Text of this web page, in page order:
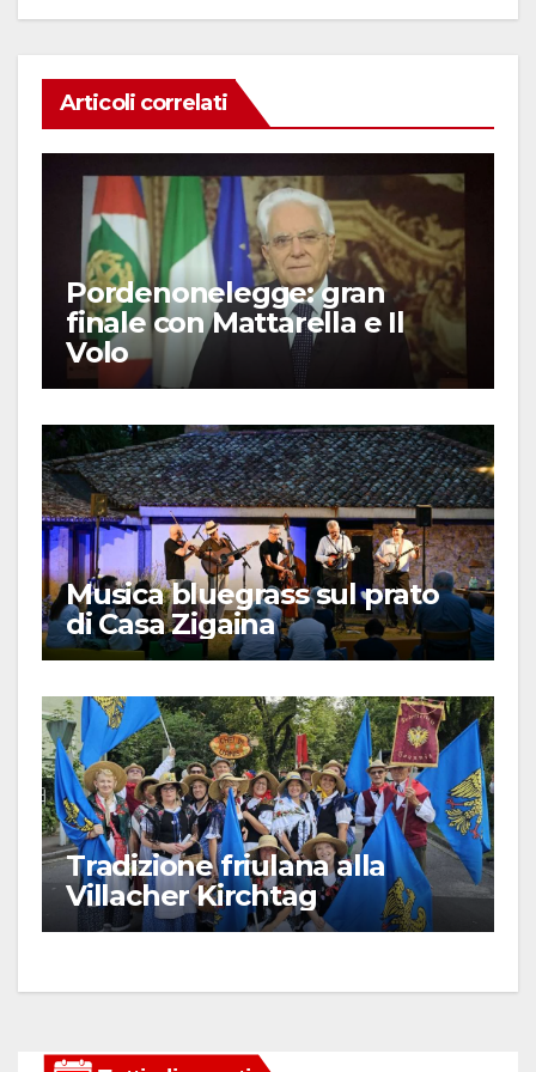
k
Articoli correlati
Pordenonelegge: gran
finale con Mattarella e Il
Volo
Musica bluegrass sul prato
di Casa Zigaina
Tradizione friulana alla
Villacher Kirchtag